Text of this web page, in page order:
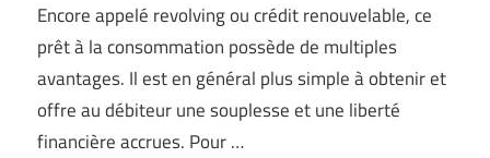
Encore appelé revolving ou crédit renouvelable, ce
prêt à la consommation possède de multiples
avantages. Il est en général plus simple à obtenir et
offre au débiteur une souplesse et une liberté
financière accrues. Pour …